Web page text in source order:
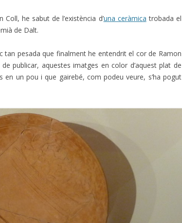
he sabut de l’existència d’una ceràmica trobada el
de Dalt.
tan pesada que finalment he entendrit el cor de Ramon
publicar, aquestes imatges en color d’aquest plat de
un pou i que gairebé, com podeu veure, s’ha pogut